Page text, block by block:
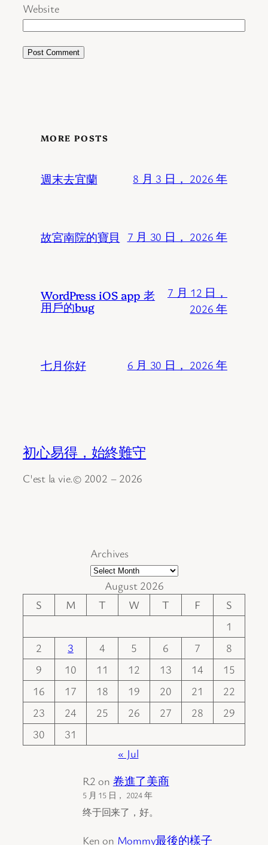
Website
MORE POSTS
週末去宜蘭 8 月 3 日， 2026 年
故宮南院的寶貝 7 月 30 日， 2026 年
WordPress iOS app 老
用戶的bug
7 月 12 日，
2026 年
七月你好 6 月 30 日， 2026 年
初心易得，始終難守
C'est la vie.© 2002 – 2026
Archives
August 2026
S
M T W T F
S
1
2
3 4 5 6 7
8
9
10 11 12 13 14
15
16
17 18 19 20 21
22
23
24 25 26 27 28
29
30
31
« Jul
R2 on 卷進了美商
5 月 15 日， 2024 年
终于回来了，好。
Ken on Mommy最後的樣子